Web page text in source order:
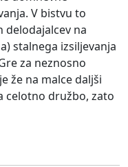
V bistvu to
delodajalcev na
stalnega izsiljevanja
za neznosno
že na malce daljši
celotno družbo, zato